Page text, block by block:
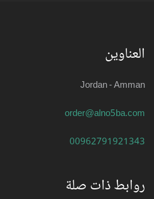
العناوين
Jordan - Amman
order@alno5ba.com
00962791921343
روابط ذات صلة